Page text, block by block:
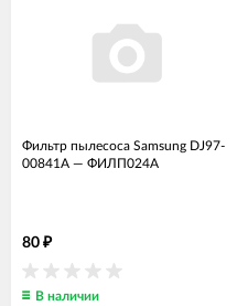
Фильтр пылесоса Samsung DJ97-
00841A — ФИЛП024А
80 ₽
В наличии